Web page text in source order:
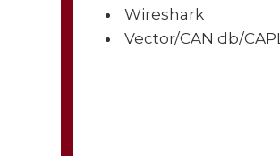
Wireshark
Vector/CAN db/